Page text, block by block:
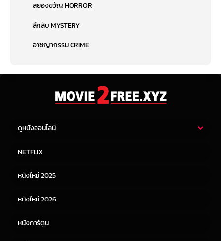
สยองขวัญ HORROR
ลึกลับ MYSTERY
อาชญากรรม CRIME
ดูหนังออนไลน์
หนังจีน
NETFLIX
หนังใหม่ 2025
หนังใหม่ 2026
หนังการ์ตูน